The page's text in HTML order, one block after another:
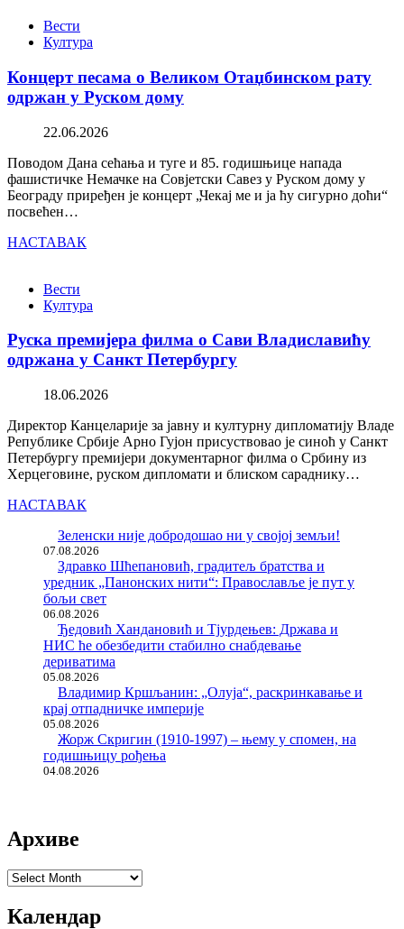
Вести
Култура
Концерт песама о Великом Отаџбинском рату
одржан у Руском дому
22.06.2026
Поводом Дана сећања и туге и 85. годишњице напада
фашистичке Немачке на Совјетски Савез у Руском дому у
Београду приређен је концерт „Чекај ме и ја ћу сигурно доћи“
посвећен…
НАСТАВАК
Вести
Култура
Руска премијера филма о Сави Владиславићу
одржана у Санкт Петербургу
18.06.2026
Директор Канцеларије за јавну и културну дипломатију Владе
Републике Србије Арно Гујон присуствовао је синоћ у Санкт
Петербургу премијери документарног филма о Србину из
Херцеговине, руском дипломати и блиском сараднику…
НАСТАВАК
Зеленски није добродошао ни у својој земљи!
07.08.2026
Здравко Шћепановић, градитељ братства и
уредник „Панонских нити“: Православље је пут у
бољи свет
06.08.2026
Ђедовић Хандановић и Тјурдењев: Држава и
НИС ће обезбедити стабилно снабдевање
дериватима
05.08.2026
Владимир Кршљанин: „Олуја“, раскринкавање и
крај отпадничке империје
05.08.2026
Жорж Скригин (1910-1997) – њему у спомен, на
годишњицу рођења
04.08.2026
Архиве
Архиве
Календар